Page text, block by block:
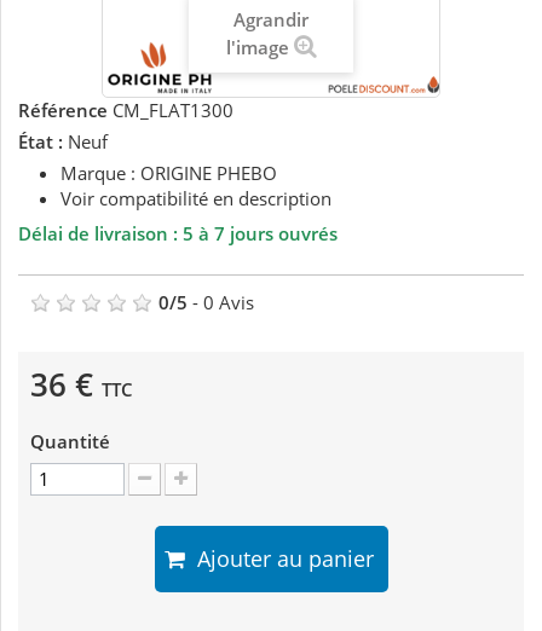
Agrandir
l'image
Référence CM_FLAT1300
État : Neuf
Marque : ORIGINE PHEBO
Voir compatibilité en description
Délai de livraison : 5 à 7 jours ouvrés
0/5 - 0 Avis
36 € TTC
Quantité
Ajouter au panier